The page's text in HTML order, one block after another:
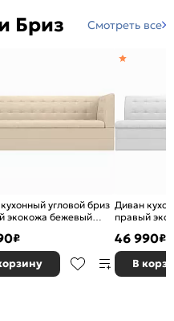
Бриз Смотреть все
угловой бриз
экокожа бежевый
₽
Диван
правый
46 990₽
В